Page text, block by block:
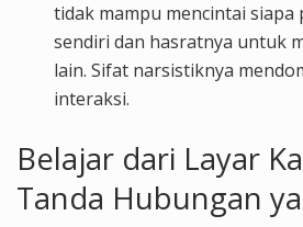
tidak mampu mencintai siapa
sendiri dan hasratnya untuk
lain. Sifat narsistiknya
interaksi.
Belajar dari Layar
Tanda Hubungan